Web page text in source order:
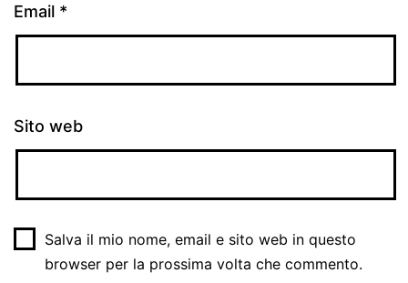
Email *
Sito web
Salva il mio nome, email e sito web in questo
browser per la prossima volta che commento.